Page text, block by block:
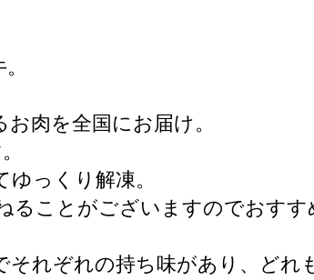
肉を全国にお届け。
っくり解凍。
ことがございますのでおすす
れぞれの持ち味があり、どれ